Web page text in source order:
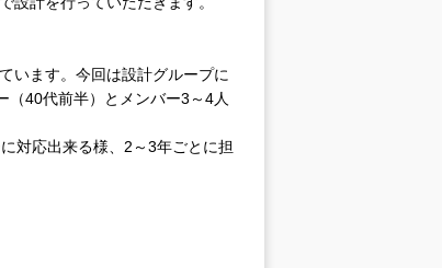
います。今回は設計グループに
（40代前半）とメンバー3～4人
対応出来る様、2～3年ごとに担